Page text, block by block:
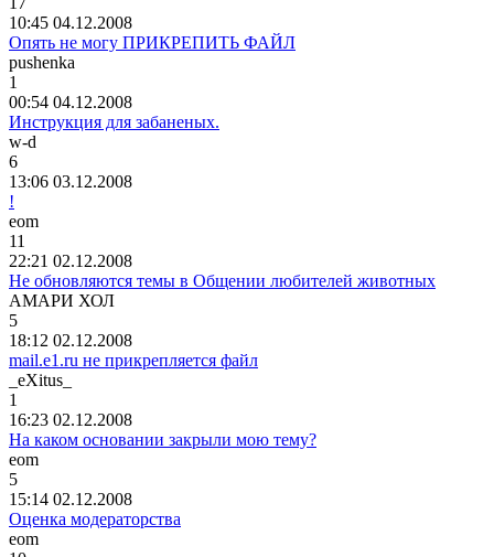
10:45 04.12.2008
Опять не могу ПРИКРЕПИТЬ ФАЙЛ
pushenka
1
00:54 04.12.2008
Инструкция для забаненых.
w-d
6
13:06 03.12.2008
!
еom
11
22:21 02.12.2008
Не обновляются темы в Общении любителей животных
АМАРИ ХОЛ
5
18:12 02.12.2008
mail.e1.ru не прикрепляется файл
_eХitus_
1
16:23 02.12.2008
На каком основании закрыли мою тему?
еom
5
15:14 02.12.2008
Оценка модераторства
еom